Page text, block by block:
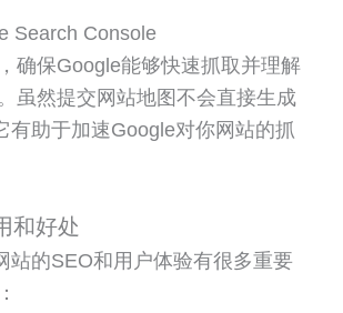
Search Console
确保Google能够快速抓取并理解
虽然提交网站地图不会直接生成
有助于加速Google对你网站的抓
和好处
站的SEO和用户体验有很多重要